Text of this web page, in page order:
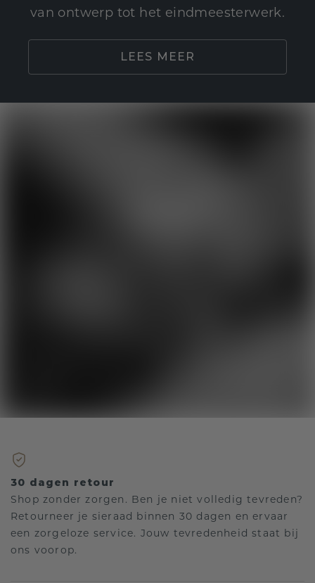
van ontwerp tot het eindmeesterwerk.
LEES MEER
30 dagen retour
Shop zonder zorgen. Ben je niet volledig tevreden?
Retourneer je sieraad binnen 30 dagen en ervaar
een zorgeloze service. Jouw tevredenheid staat bij
ons voorop.